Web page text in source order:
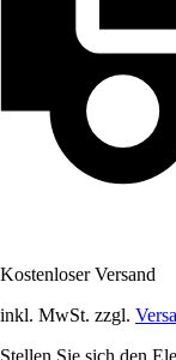
Kostenloser Versand
inkl. MwSt. zzgl.
Stellen Sie sich den